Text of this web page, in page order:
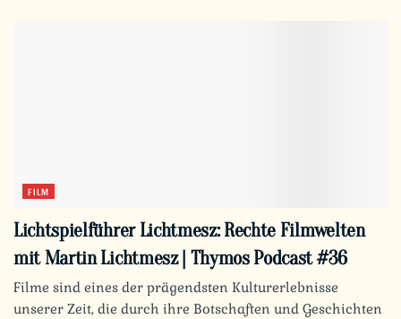
FILM
Lichtspielführer Lichtmesz: Rechte Filmwelten
mit Martin Lichtmesz | Thymos Podcast #36
Filme sind eines der prägendsten Kulturerlebnisse
unserer Zeit, die durch ihre Botschaften und Geschichten